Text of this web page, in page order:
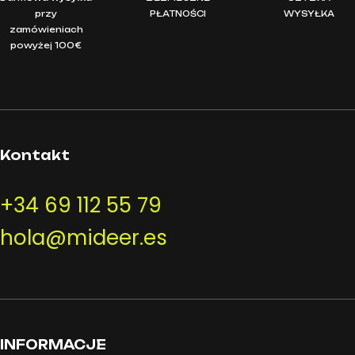
przy
zamówieniach
powyżej 100€
PŁATNOŚCI
WYSYŁKA
Kontakt
+34 69 112 55 79
hola@mideer.es
INFORMACJE